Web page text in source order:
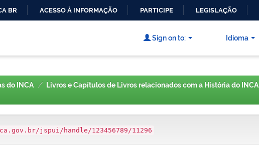
CONTEÚDO
BR ACESSO À INFORMAÇÃO PARTICIPE LEGISLAÇÃO
Sign on to: Idioma
do INCA
Livros e Capítulos de Livros relacionados com a História do INCA
jspui/handle/123456789/11296